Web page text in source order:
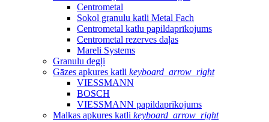
Centrometal
Sokol granulu katli Metal Fach
Centrometal katlu papildaprīkojums
Centrometal rezerves daļas
Mareli Systems
Granulu degļi
Gāzes apkures katli keyboard_arrow_right
VIESSMANN
BOSCH
VIESSMANN papildaprīkojums
Malkas apkures katli keyboard_arrow_right